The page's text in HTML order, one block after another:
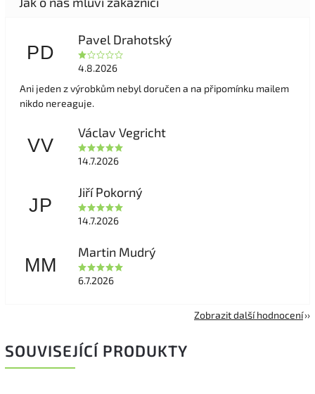
PD
Pavel Drahotský
4.8.2026
Ani jeden z výrobkům nebyl doručen a na připomínku mailem
nikdo nereaguje.
VV
Václav Vegricht
14.7.2026
JP
Jiří Pokorný
14.7.2026
MM
Martin Mudrý
6.7.2026
Zobrazit další hodnocení
SOUVISEJÍCÍ PRODUKTY